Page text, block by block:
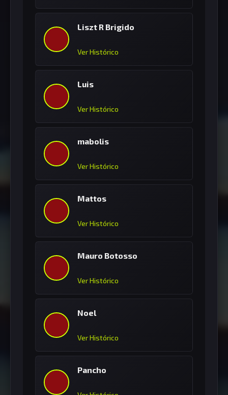
Liszt R Brigido
Ver Histórico
Luis
Ver Histórico
mabolis
Ver Histórico
Mattos
Ver Histórico
Mauro Botosso
Ver Histórico
Noel
Ver Histórico
Pancho